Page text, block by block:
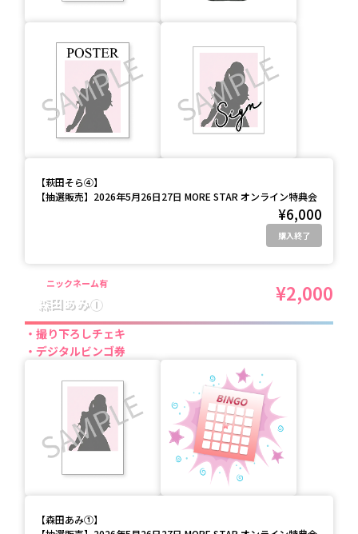
【萩田そら④】
【抽選販売】2026年5月26日27日 MORE STAR オンライン特典会
¥6,000
購入終了
ニックネーム有
森田あみ① ¥2,000
撮り下ろしチェキ
デジタルビンゴ券
【森田あみ①】